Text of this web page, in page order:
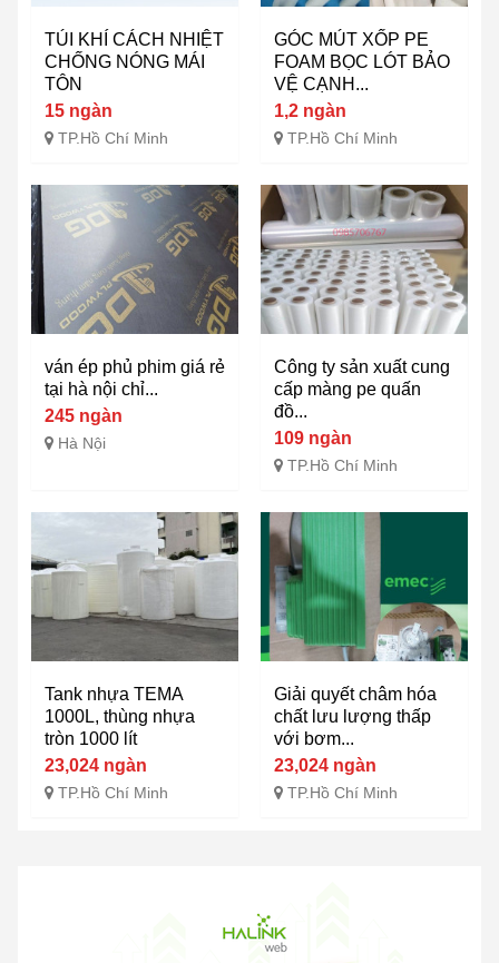
TÚI KHÍ CÁCH NHIỆT
CHỐNG NÓNG MÁI
TÔN
15 ngàn
TP.Hồ Chí Minh
GÓC MÚT XỐP PE
FOAM BỌC LÓT BẢO
VỆ CẠNH...
1,2 ngàn
TP.Hồ Chí Minh
ván ép phủ phim giá rẻ
tại hà nội chỉ...
245 ngàn
Hà Nội
Công ty sản xuất cung
cấp màng pe quấn
đồ...
109 ngàn
TP.Hồ Chí Minh
Tank nhựa TEMA
1000L, thùng nhựa
tròn 1000 lít
23,024 ngàn
TP.Hồ Chí Minh
Giải quyết châm hóa
chất lưu lượng thấp
với bơm...
23,024 ngàn
TP.Hồ Chí Minh